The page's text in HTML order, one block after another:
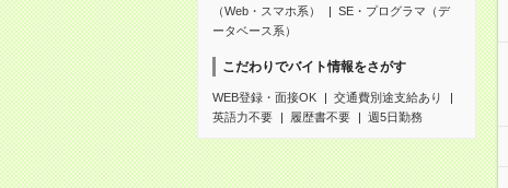
（Web・スマホ系）
SE・プログラマ（デ
ータベース系）
こだわりでバイト情報をさがす
WEB登録・面接OK
交通費別途支給あり
英語力不要
履歴書不要 週5日勤務